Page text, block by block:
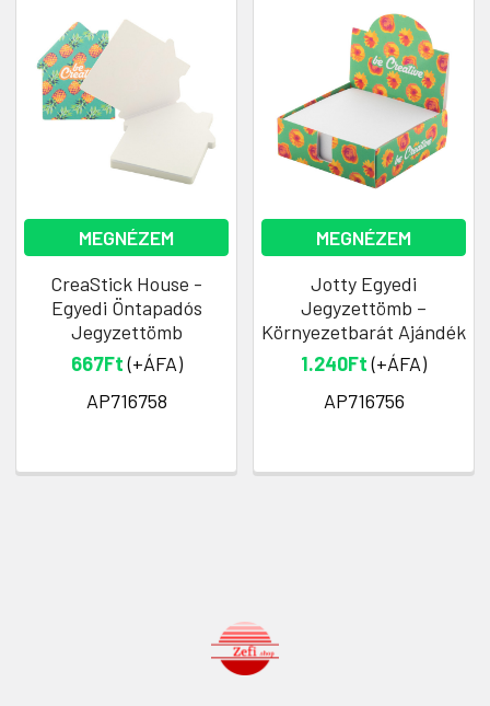
MEGNÉZEM
CreaStick House -
Egyedi Öntapadós
Jegyzettömb
667Ft(+ÁFA)
AP716758
MEGNÉZEM
Jotty Egyedi
Jegyzettömb –
Környezetbarát Ajándék
1.240Ft(+ÁFA)
AP716756